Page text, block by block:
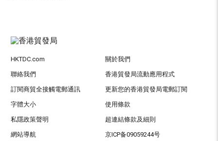
HKTDC.com 關於我們
聯絡我們 香港貿發局流動應用程式
訂閱商貿全接觸電郵通訊 更新您的香港貿發局電郵訂閱
字體大小 使用條款
私隱政策聲明 超連結條款及細則
網站導航 京ICP备09059244号